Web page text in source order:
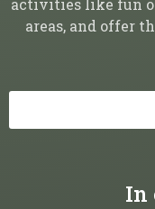
areas, and offer
In